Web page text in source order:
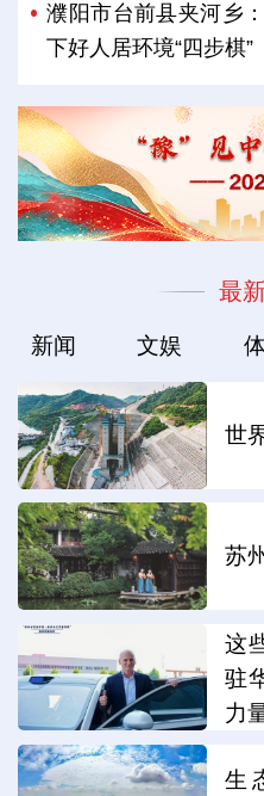
濮阳市台前县夹河乡
下好人居环境“四步棋”
最
新闻 文娱
世
苏
这
驻
力
生